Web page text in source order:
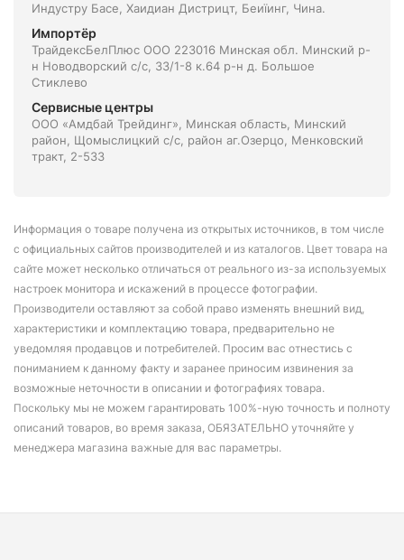
Индустру Басе, Хаидиан Дистрицт, Беиїинг, Чина.
Импортёр
ТрайдексБелПлюс ООО 223016 Минская обл. Минский р-
н Новодворский с/с, 33/1-8 к.64 р-н д. Большое
Стиклево
Сервисные центры
ООО «Амдбай Трейдинг», Минская область, Минский
район, Щомыслицкий с/с, район аг.Озерцо, Менковский
тракт, 2-533
Информация о товаре получена из открытых источников, в том числе
с официальных сайтов производителей и из каталогов. Цвет товара на
сайте может несколько отличаться от реального из-за используемых
настроек монитора и искажений в процессе фотографии.
Производители оставляют за собой право изменять внешний вид,
характеристики и комплектацию товара, предварительно не
уведомляя продавцов и потребителей. Просим вас отнестись с
пониманием к данному факту и заранее приносим извинения за
возможные неточности в описании и фотографиях товара.
Поскольку мы не можем гарантировать 100%-ную точность и полноту
описаний товаров, во время заказа, ОБЯЗАТЕЛЬНО уточняйте у
менеджера магазина важные для вас параметры.